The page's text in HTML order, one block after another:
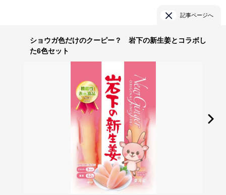
記事ページへ
ショウガ色だけのクーピー？ 岩下の新生姜とコラボし
た6色セット